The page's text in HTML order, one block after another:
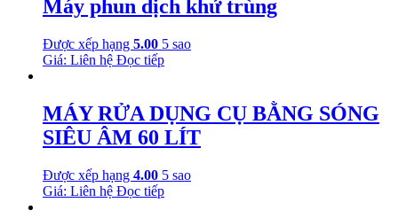
Máy phun dịch khử trùng
Được xếp hạng 5.00 5 sao
Giá: Liên hệ Đọc tiếp
MÁY RỬA DỤNG CỤ BẰNG SÓNG
SIÊU ÂM 60 LÍT
Được xếp hạng 4.00 5 sao
Giá: Liên hệ Đọc tiếp